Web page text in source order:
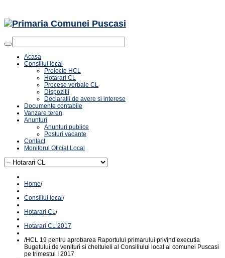
Acasa
Consiliul local
Proiecte HCL
Hotarari CL
Procese verbale CL
Dispozitii
Declaratii de avere si interese
Documente contabile
Vanzare teren
Anunturi
Anunturi publice
Posturi vacante
Contact
Monitorul Oficial Local
Home/
Consiliul local/
Hotarari CL/
Hotarari CL 2017
/HCL 19 pentru aprobarea Raportului primarului privind executia
Bugetului de venituri si cheltuieli al Consiliului local al comunei Puscasi
pe trimestul I 2017